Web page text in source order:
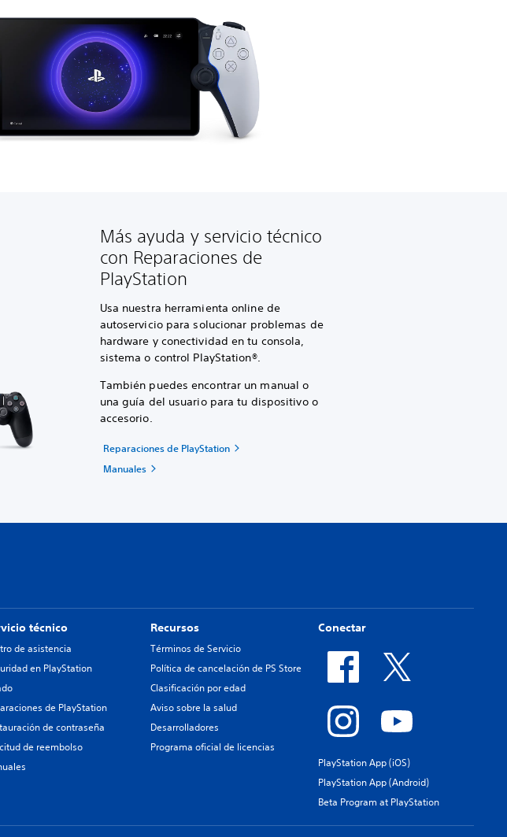
Más ayuda y servicio técnico
con Reparaciones de
PlayStation
Usa nuestra herramienta online de
autoservicio para solucionar problemas de
hardware y conectividad en tu consola,
sistema o control PlayStation®.
También puedes encontrar un manual o
una guía del usuario para tu dispositivo o
accesorio.
Reparaciones de PlayStation
Manuales
técnico
de asistencia
en PlayStation
de PlayStation
de contraseña
de reembolso
Recursos
Términos de Servicio
Política de cancelación de PS Store
Clasificación por edad
Aviso sobre la salud
Desarrolladores
Programa oficial de licencias
Conectar
PlayStation App (iOS)
PlayStation App (Android)
Beta Program at PlayStation